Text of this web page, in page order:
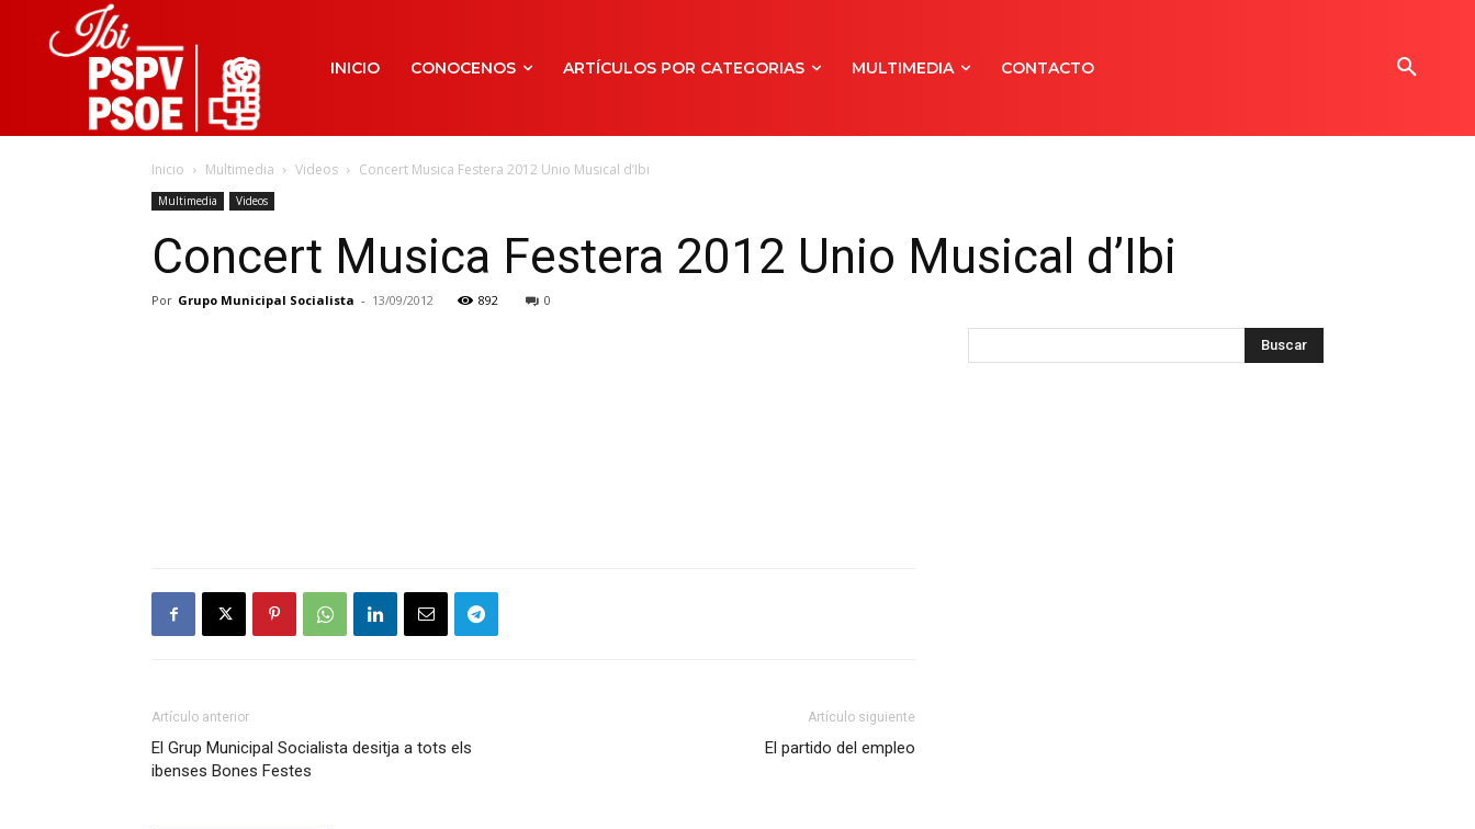
INICIO CONOCENOS ARTÍCULOS POR CATEGORIAS MULTIMEDIA CONTACTO
Inicio Multimedia Videos Concert Musica Festera 2012 Unio Musical d’Ibi
Multimedia Videos
Concert Musica Festera 2012 Unio Musical d’Ibi
Por Grupo Municipal Socialista - 13/09/2012 892 0
Artículo anterior
El Grup Municipal Socialista desitja a tots els
ibenses Bones Festes
Artículo siguiente
El partido del empleo